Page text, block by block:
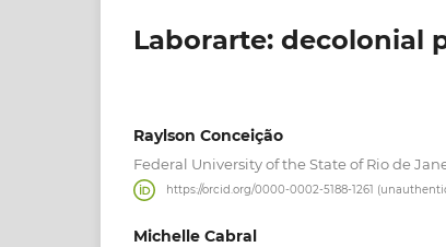
Laborarte: decolonial
Raylson Conceição
Federal University of the State of Rio de
https://orcid.org/0000-0002-5188-1261
Michelle Cabral